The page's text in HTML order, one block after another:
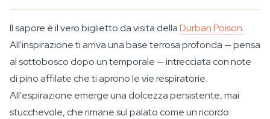
Il sapore è il vero biglietto da visita dellaDurban Poison.
All'inspirazione ti arriva una base terrosa profonda — pensa
al sottobosco dopo un temporale — intrecciata con note
di pino affilate che ti aprono le vie respiratorie.
All'espirazione emerge una dolcezza persistente, mai
stucchevole, che rimane sul palato come un ricordo